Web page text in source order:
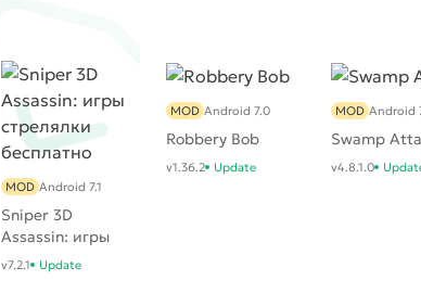
Sniper 3D
Assassin: игры
стрелялки
MOD Android 7.1
v7.2.1 Update
Robbery Bob
MOD Android 7.0
v1.36.2 Update
Swamp
MOD Android
v4.8.1.0